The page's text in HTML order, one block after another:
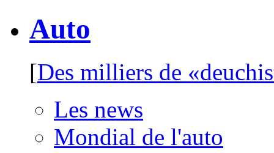
Auto
[Des milliers de
Les news
Mondial de l'auto